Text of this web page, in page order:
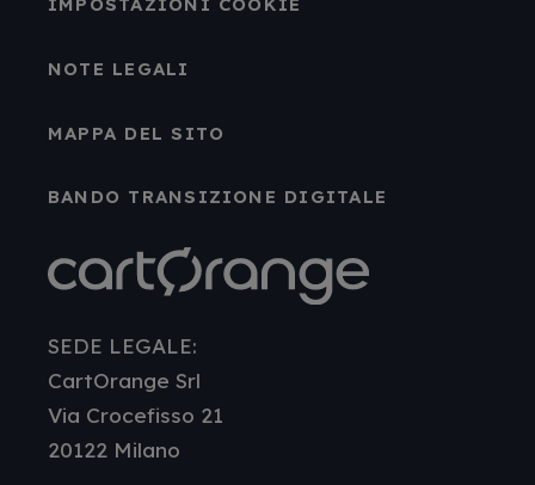
NOTE LEGALI
MAPPA DEL SITO
BANDO TRANSIZIONE DIGITALE
SEDE LEGALE:
CartOrange Srl
Via Crocefisso 21
20122 Milano